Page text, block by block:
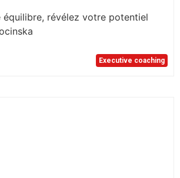
équilibre, révélez votre potentiel
Executive coaching